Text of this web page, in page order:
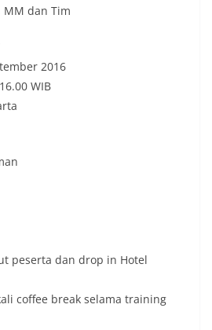
MM dan Tim
2016
WIB
peserta dan drop in Hotel
coffee break selama training